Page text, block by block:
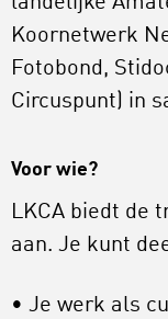
Koornetwerk
Fotobond,
Circuspunt) in
Voor wie?
LKCA biedt de
aan. Je kunt
Je werk als